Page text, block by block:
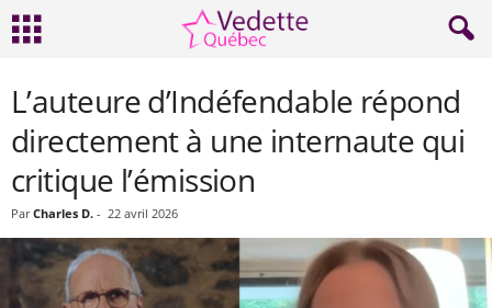
L’auteure d’Indéfendable répond
directement à une internaute qui
critique l’émission
Par Charles D. - 22 avril 2026